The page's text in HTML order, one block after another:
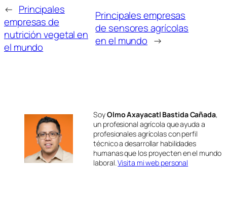
← Principales
empresas de
nutrición vegetal en
el mundo
Principales empresas
de sensores agrícolas
en el mundo →
SoyOlmo Axayacatl Bastida Cañada,
un profesional agrícola que ayuda a
profesionales agrícolas con perfil
técnico a desarrollar habilidades
humanas que los proyecten en el mundo
laboral.Visita mi web personal